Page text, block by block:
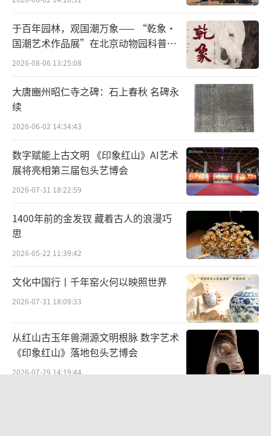
绘制时，画师只需要着重于头部就行了？”记
者玩笑地问道。没想到杨泽华认真地说：“是
的。”想来，长时间保持一个姿势坐着不动让
画师临摹，对皇后也是件辛苦事。这种“换
头”的小心机，大概能算作是最早的P图了吧。
当然，对于慈禧太后这样的C位人物，断不
可使用这种“伎俩”。记者看到，中年慈禧画
像的线描图上，不仅头部的纸张不是拼接的，
而且连服装的颜色、饰品细节都用特别的字符
标注出来。杨泽华的徒弟时倩举例
说，“大”就是红色，“六”是绿
色，“兰”或“丰”是蓝色，“此”是紫色。
她说，这些符号就像密码，用于画师之间的信
息传递，有一些目前已能看懂，有些还未破
解，有待进一步研究。
故宫博物院在全国文博机构中，率先以师
承制推动古书画装裱与修复技艺发展。目前，
文物医院里从事古书画装裱修复技艺的共有23
于百年园林，观国潮万象—— “乾象·
国潮艺术作品展”在北京动物园科普馆
机动展厅开展
2026-08-06 13:25:08
大唐豳州昭仁寺之碑：石上春秋 名碑永
续
2026-06-02 14:34:43
数字赋能上古文明 《印象红山》AI艺术
展将亮相第三届包头艺博会
2026-07-31 18:22:59
1400年前的金发钗 藏着古人的浪漫巧
思
2026-05-22 11:39:42
文化中国行丨千年窑火何以映照世界
2026-07-31 18:09:33
从红山古玉年兽溯源文明根脉 数字艺术
《印象红山》落地包头艺博会
2026-07-29 14:19:44